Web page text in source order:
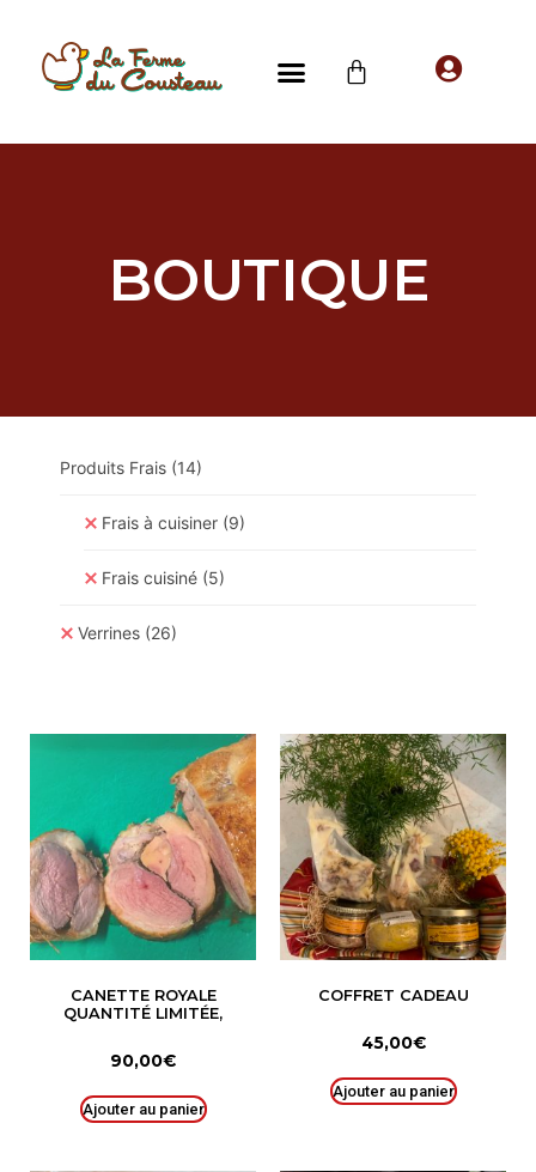
BOUTIQUE
Produits Frais (14)
Frais à cuisiner (9)
Frais cuisiné (5)
Verrines (26)
CANETTE ROYALE
QUANTITÉ LIMITÉE,
90,00€
Ajouter au panier
COFFRET CADEAU
45,00€
Ajouter au panier